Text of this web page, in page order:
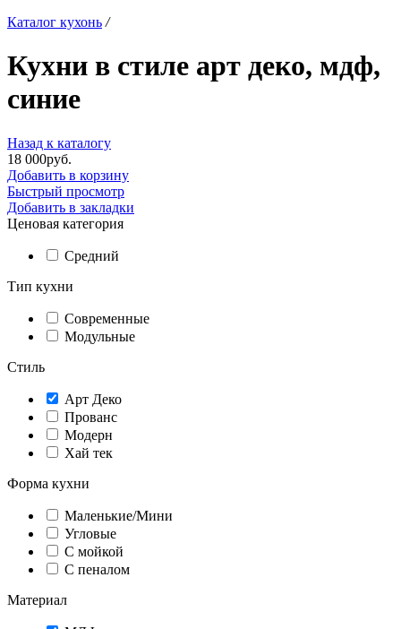
Каталог кухонь /
Кухни в стиле арт деко, мдф,
синие
Назад к каталогу
18 000руб.
Добавить в корзину
Быстрый просмотр
Добавить в закладки
Ценовая категория
Средний
Тип кухни
Современные
Модульные
Стиль
Арт Деко
Прованс
Модерн
Хай тек
Форма кухни
Маленькие/Мини
Угловые
С мойкой
С пеналом
Материал